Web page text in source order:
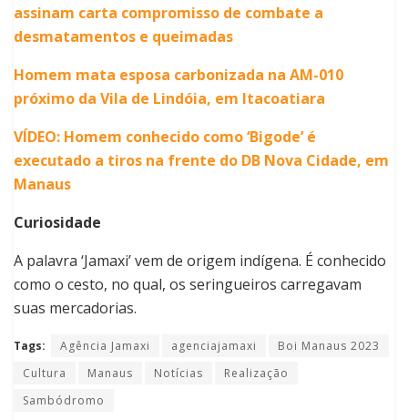
assinam carta compromisso de combate a
desmatamentos e queimadas
Homem mata esposa carbonizada na AM-010
próximo da Vila de Lindóia, em Itacoatiara
VÍDEO: Homem conhecido como ‘Bigode’ é
executado a tiros na frente do DB Nova Cidade, em
Manaus
Curiosidade
A palavra ‘Jamaxi’ vem de origem indígena. É conhecido
como o cesto, no qual, os seringueiros carregavam
suas mercadorias.
Tags: Agência Jamaxi agenciajamaxi
Boi Manaus 2023
Cultura
Manaus Notícias
Realização
Sambódromo